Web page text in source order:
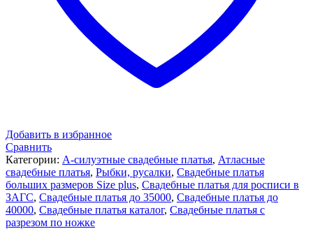
Добавить в избранное
Сравнить
Категории: А-силуэтные свадебные платья, Атласные
свадебные платья, Рыбки, русалки, Свадебные платья
больших размеров Size plus, Свадебные платья для росписи в
ЗАГС, Свадебные платья до 35000, Свадебные платья до
40000, Свадебные платья каталог, Свадебные платья с
разрезом по ножке